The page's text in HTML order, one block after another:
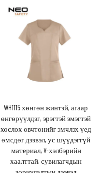
WH1115 хөнгөн жинтэй, агаар
өнгөрүүлдэг, эрэгтэй эмэгтэй
хослох өвчтөнийг эмчлэх үед
өмсдөг дээвэл, ус шүүдэггүй
материал, V-хэлбэрийн
хаалттай, сувилагчдын